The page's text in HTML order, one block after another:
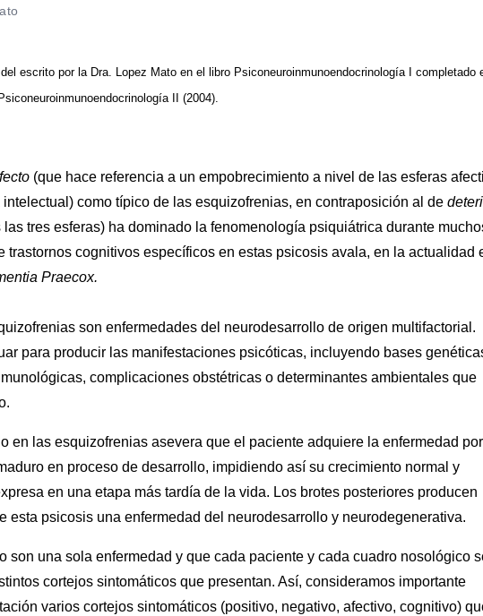
escrito por la Dra. Lopez Mato en el libro Psiconeuroinmunoendocrinología I completado
II (2004).
(que hace referencia a un empobrecimiento a nivel de las esferas
como típico de las esquizofrenias, en contraposición al de
tres esferas) ha dominado la fenomenología psiquiátrica durante
trastornos cognitivos específicos en estas psicosis avala, en la actualidad
Praecox.
son enfermedades del neurodesarrollo de origen multifactorial.
para producir las manifestaciones psicóticas, incluyendo bases
complicaciones obstétricas o determinantes ambientales que
en las esquizofrenias asevera que el paciente adquiere la enfermedad por
en proceso de desarrollo, impidiendo así su crecimiento normal y
en una etapa más tardía de la vida. Los brotes posteriores producen
esta psicosis una enfermedad del neurodesarrollo y neurodegenerativa.
son una sola enfermedad y que cada paciente y cada cuadro nosológico
cortejos sintomáticos que presentan. Así, consideramos importante
varios cortejos sintomáticos (positivo, negativo, afectivo, cognitivo)